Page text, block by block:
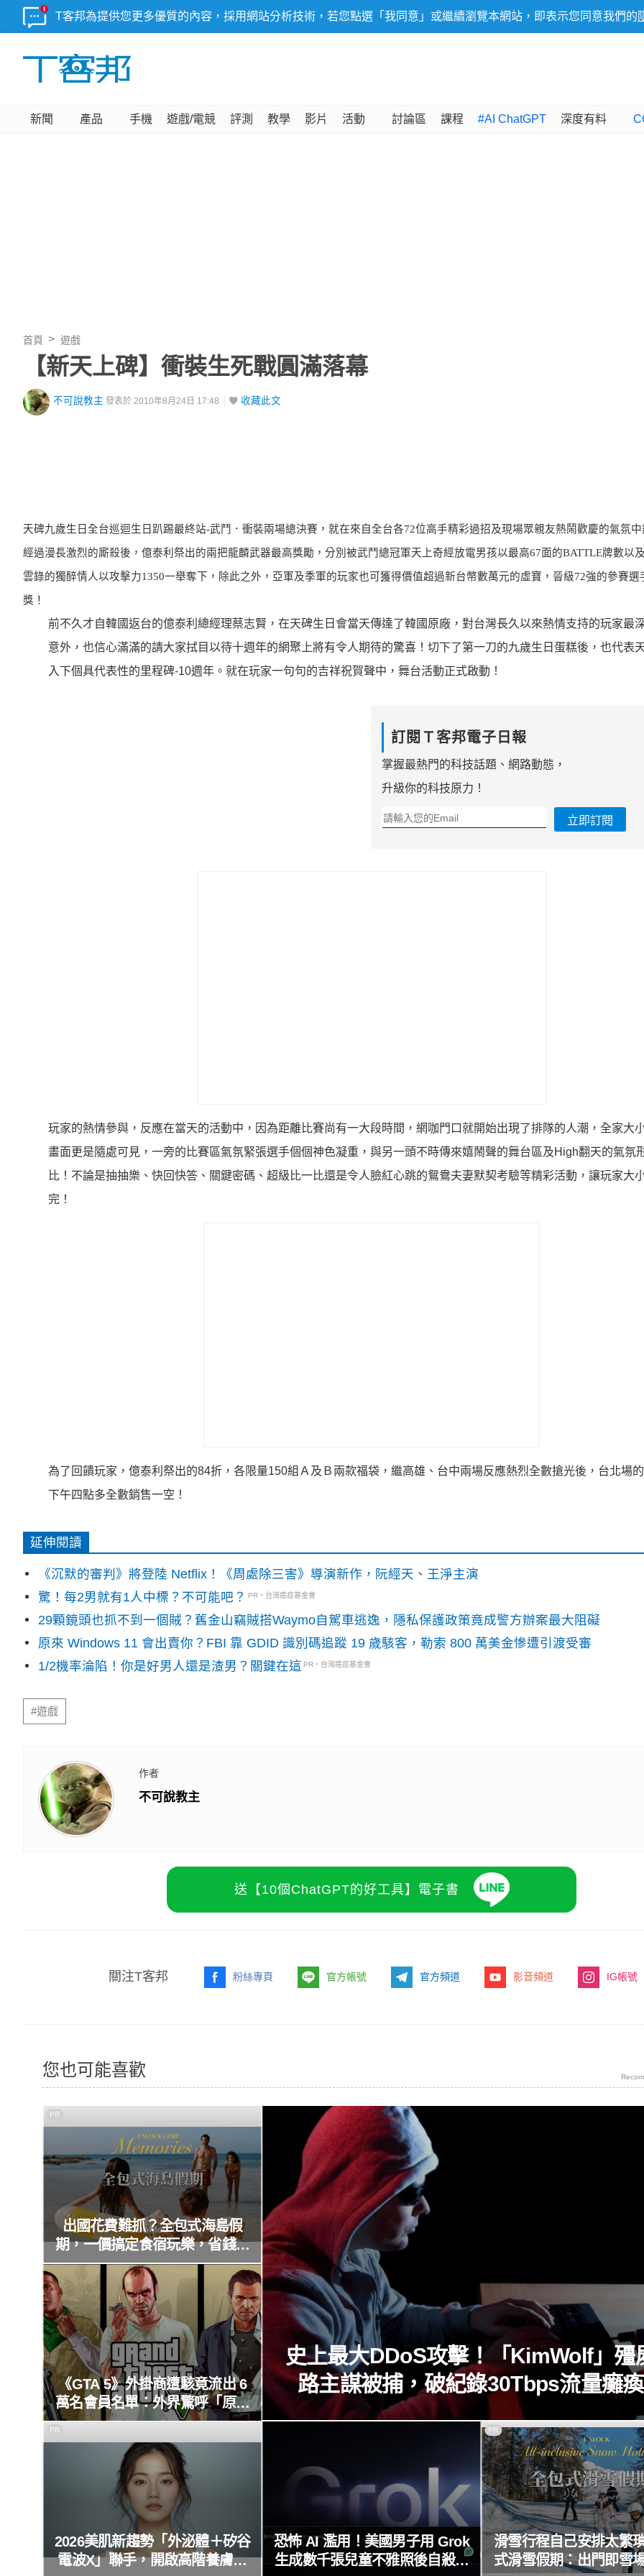
T客邦為提供您更多優質的內容，採用網站分析技術，若您點選「我同意」或繼續瀏覽本網站，即表示您同意我們的
新聞 產品 手機 遊戲/電競 評測 教學 影片 活動 討論區 課程 #AI ChatGPT 深度有料
首頁 遊戲
【新天上碑】衝裝生死戰圓滿落幕
不可說教主 發表於 2010年8月24日 17:48 收藏此文
天碑九歲生日全台巡迴生日趴踢最終站-武鬥．衝裝兩場總決賽，就在來自全台各72位高手精彩過招及現場眾親友熱鬧歡慶的氣氛中
經過漫長激烈的廝殺後，億泰利祭出的兩把龍麟武器最高獎勵，分別被武鬥總冠軍天上奇經放電男孩以最高67面的BATTLE牌數以
雲錄的獨醉情人以攻擊力1350一舉奪下，除此之外，亞軍及季軍的玩家也可獲得價值超過新台幣數萬元的虛寶，晉級72強的參賽選
獎！
前不久才自韓國返台的億泰利總經理蔡志賢，在天碑生日會當天傳達了韓國原廠，對台灣長久以來熱情支持的玩家最
意外，也信心滿滿的請大家拭目以待十週年的網聚上將有令人期待的驚喜！切下了第一刀的九歲生日蛋糕後，也代表
入下個具代表性的里程碑-10週年。就在玩家一句句的吉祥祝賀聲中，舞台活動正式啟動！
訂閱Ｔ客邦電子日報
掌握最熱門的科技話題、網路動態，
升級你的科技原力！
立即訂閱
玩家的熱情參與，反應在當天的活動中，因為距離比賽尚有一大段時間，網咖門口就開始出現了排隊的人潮，全家大
畫面更是隨處可見，一旁的比賽區氣氛緊張選手個個神色凝重，與另一頭不時傳來嬉鬧聲的舞台區及High翻天的氣氛
比！不論是抽抽樂、快回快答、關鍵密碼、超級比一比還是令人臉紅心跳的鴛鴦夫妻默契考驗等精彩活動，讓玩家大
完！
為了回饋玩家，億泰利祭出的84折，各限量150組Ａ及Ｂ兩款福袋，繼高雄、台中兩場反應熱烈全數搶光後，台北場
下午四點多全數銷售一空！
延伸閱讀
《沉默的審判》將登陸 Netflix！《周處除三害》導演新作，阮經天、王淨主演
驚！每2男就有1人中標？不可能吧？
PR・台灣癌症基金會
29顆鏡頭也抓不到一個賊？舊金山竊賊搭Waymo自駕車逃逸，隱私保護政策竟成警方辦案最大阻礙
原來 Windows 11 會出賣你？FBI 靠 GDID 識別碼追蹤 19 歲駭客，勒索 800 萬美金慘遭引渡受審
1/2機率淪陷！你是好男人還是渣男？關鍵在這 PR・台灣癌症基金會
#遊戲
作者
不可說教主
送【10個ChatGPT的好工具】電子書
關注T客邦 粉絲專頁 官方帳號 官方頻道 影音頻道 IG帳號
您也可能喜歡
史上最大DDoS攻擊！「KimWolf」殭
路主謀被捕，破紀錄30Tbps流量癱
出國花費難抓？全包式海島假
期，一價搞定食宿玩樂，省錢更
省心！
PR
《GTA 5》外掛商遭駭竟流出 6
萬名會員名單：外界驚呼「原來
這麼多人在開掛！」
滑雪行程自己安排太繁
式滑雪假期：出門即雪
PR
恐怖 AI 濫用！美國男子用 Grok
生成數千張兒童不雅照後自殺，
2026美肌新趨勢「外泌體＋矽谷
電波X」聯手，開啟高階養膚新
PR